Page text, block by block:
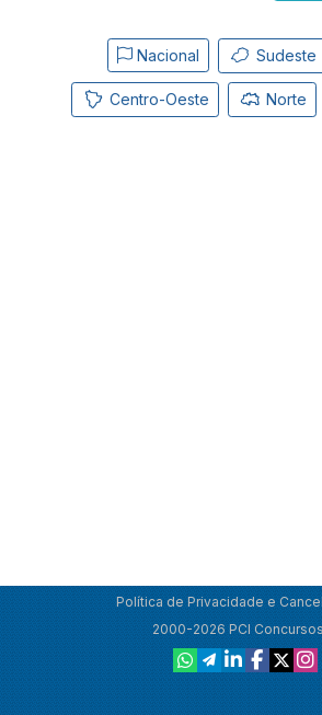
Nacional Sudeste
Centro-Oeste Norte
Política de Privacidade e
2000-2026 PCI